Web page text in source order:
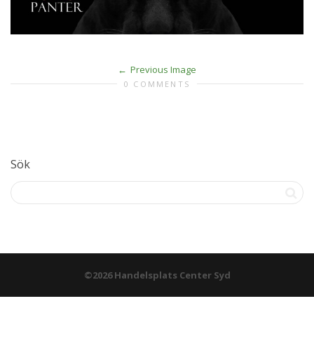
Previous Image
0 COMMENTS
Sök
©2026 Handelsplats Center Syd